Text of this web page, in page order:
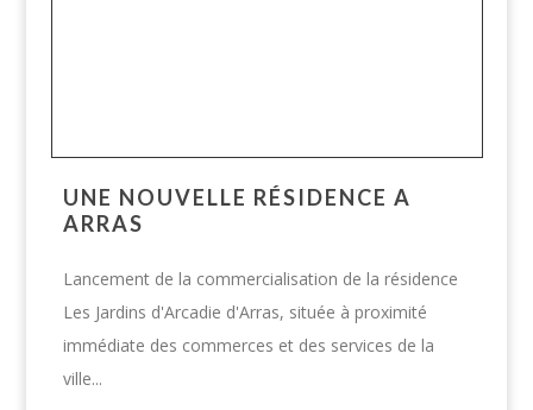
UNE NOUVELLE RÉSIDENCE A
ARRAS
Lancement de la commercialisation de la résidence
Les Jardins d'Arcadie d'Arras, située à proximité
immédiate des commerces et des services de la
ville...